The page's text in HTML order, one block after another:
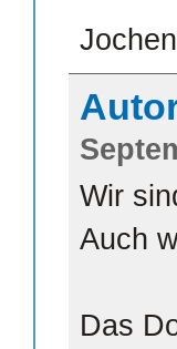
Jochen
Wir
Auch
Das